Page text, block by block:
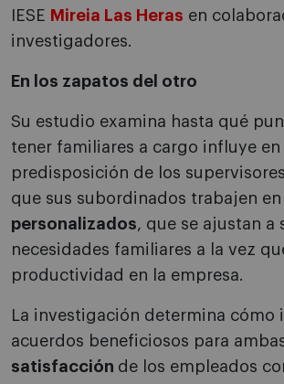
IESE Mireia Las Heras en
investigadores.
En los zapatos del otro
Su estudio examina hasta qué
tener familiares a cargo influye en
predisposición de los
que sus subordinados trabajen en
personalizados, que se ajustan a
necesidades familiares a la vez
productividad en la empresa.
La investigación determina cómo
acuerdos beneficiosos para
satisfacción de los empleados